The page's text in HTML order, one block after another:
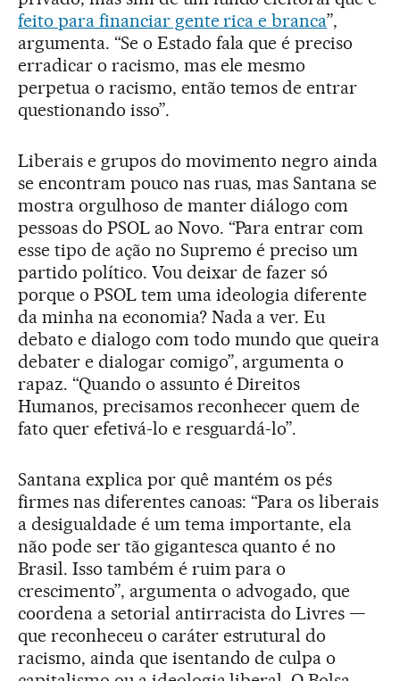
feito para financiar gente rica e branca”,
argumenta. “Se o Estado fala que é preciso
erradicar o racismo, mas ele mesmo
perpetua o racismo, então temos de entrar
questionando isso”.
Liberais e grupos do movimento negro ainda
se encontram pouco nas ruas, mas Santana se
mostra orgulhoso de manter diálogo com
pessoas do PSOL ao Novo. “Para entrar com
esse tipo de ação no Supremo é preciso um
partido político. Vou deixar de fazer só
porque o PSOL tem uma ideologia diferente
da minha na economia? Nada a ver. Eu
debato e dialogo com todo mundo que queira
debater e dialogar comigo”, argumenta o
rapaz. “Quando o assunto é Direitos
Humanos, precisamos reconhecer quem de
fato quer efetivá-lo e resguardá-lo”.
Santana explica por quê mantém os pés
firmes nas diferentes canoas: “Para os liberais
a desigualdade é um tema importante, ela
não pode ser tão gigantesca quanto é no
Brasil. Isso também é ruim para o
crescimento”, argumenta o advogado, que
coordena a setorial antirracista do Livres —
que reconheceu o caráter estrutural do
racismo, ainda que isentando de culpa o